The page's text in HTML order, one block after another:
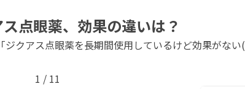
点眼薬、効果の違いは？
クアス点眼薬を長期間使用しているけど効果がない(
1 / 11